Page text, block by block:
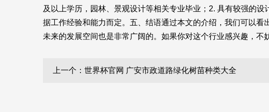
及以上学历，园林、景观设计等相关专业毕业；2. 具有较强的
据工作经验和能力而定。五、结语通过本文的介绍，我们可以
未来的发展空间也是非常广阔的。如果你对这个行业感兴趣，
上一个：世界杯官网 广安市政道路绿化树苗种类大全